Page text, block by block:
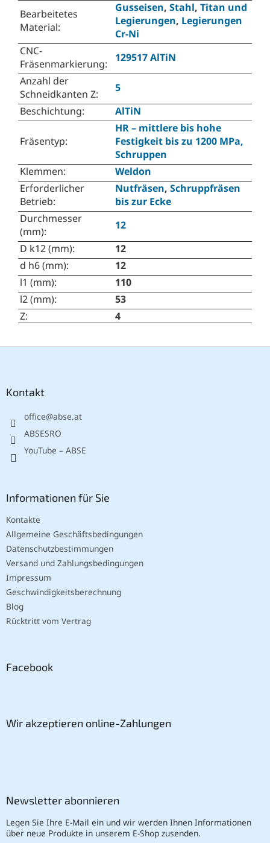
Bearbeitetes
Material:
Gusseisen, Stahl, Titan und
Legierungen, Legierungen
Cr-Ni
CNC-
Fräsenmarkierung:
129517 AlTiN
Anzahl der
Schneidkanten Z:
5
Beschichtung: AlTiN
Fräsentyp:
HR – mittlere bis hohe
Festigkeit bis zu 1200 MPa,
Schruppen
Klemmen:
Weldon
Erforderlicher
Betrieb:
Nutfräsen, Schruppfräsen
bis zur Ecke
Durchmesser
(mm):
12
D k12 (mm):
12
d h6 (mm):
12
l1 (mm):
110
l2 (mm):
53
Z: 4
Kontakt
office@abse.at
ABSESRO
YouTube – ABSE
Informationen für Sie
Kontakte
Allgemeine Geschäftsbedingungen
Datenschutzbestimmungen
Versand und Zahlungsbedingungen
Impressum
Geschwindigkeitsberechnung
Blog
Rücktritt vom Vertrag
Facebook
Wir akzeptieren online-Zahlungen
Newsletter abonnieren
Legen Sie Ihre E-Mail ein und wir werden Ihnen Informationen
über neue Produkte in unserem E-Shop zusenden.